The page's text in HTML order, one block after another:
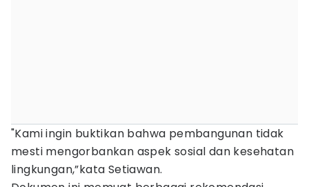
"Kami ingin buktikan bahwa pembangunan tidak
mesti mengorbankan aspek sosial dan kesehatan
lingkungan,”kata Setiawan.